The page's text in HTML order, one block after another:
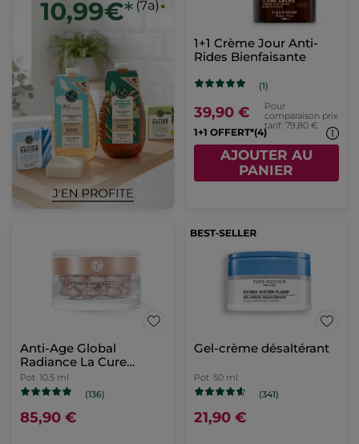
1+1 Crème Jour Anti-
Rides Bienfaisante
(1)
39,90 €
Pour
comparaison prix
tarif: 79,80 €
1+1 OFFERT*(4)
AJOUTER AU
PANIER
Anti-Age Global
Radiance La Cure
Illuminatrice
Pot 10.5 ml
(136)
85,90 €
Gel-crème désaltérant
Pot 50 ml
(341)
21,90 €